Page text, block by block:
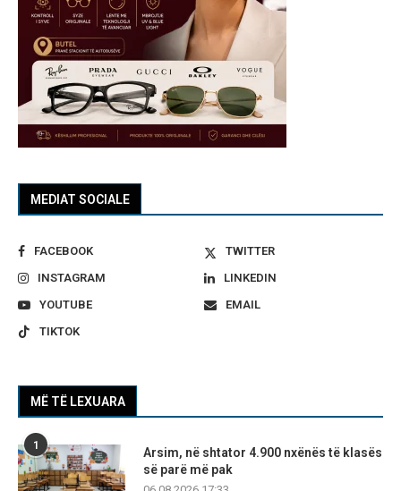
MEDIAT SOCIALE
FACEBOOK
TWITTER
INSTAGRAM
LINKEDIN
YOUTUBE
EMAIL
TIKTOK
MË TË LEXUARA
1
Arsim, në shtator 4.900 nxënës të klasës
së parë më pak